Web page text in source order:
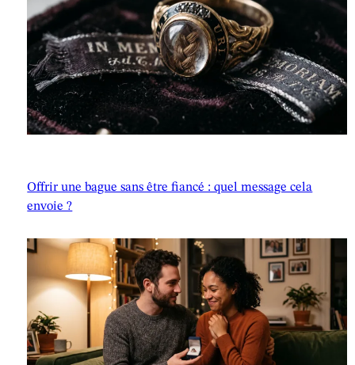
Offrir une bague sans être fiancé : quel message cela
envoie ?